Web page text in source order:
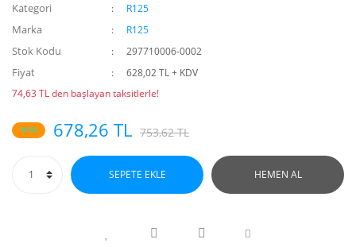
Kategori R125
Marka R125
Stok Kodu 297710006-0002
Fiyat
628,02 TL + KDV
74,63 TL den başlayan taksitlerle!
%10 678,26 TL 753,62 TL
SEPETE EKLE HEMEN AL